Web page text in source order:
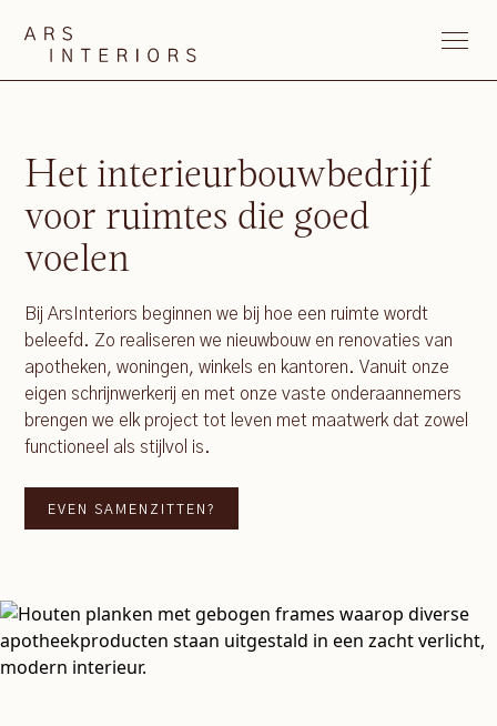
Het interieurbouwbedrijf
voor ruimtes die goed
voelen
Bij ArsInteriors beginnen we bij hoe een ruimte wordt
beleefd. Zo realiseren we nieuwbouw en renovaties van
apotheken, woningen, winkels en kantoren. Vanuit onze
eigen schrijnwerkerij en met onze vaste onderaannemers
brengen we elk project tot leven met maatwerk dat zowel
functioneel als stijlvol is.
EVEN SAMENZITTEN?